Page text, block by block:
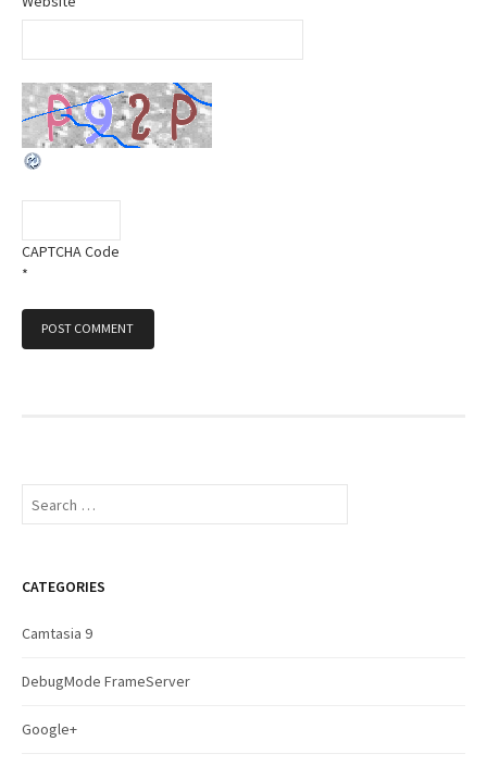
CAPTCHA Code
*
S
c
f
r
CATEGORIES
Camtasia 9
DebugMode FrameServer
Google+